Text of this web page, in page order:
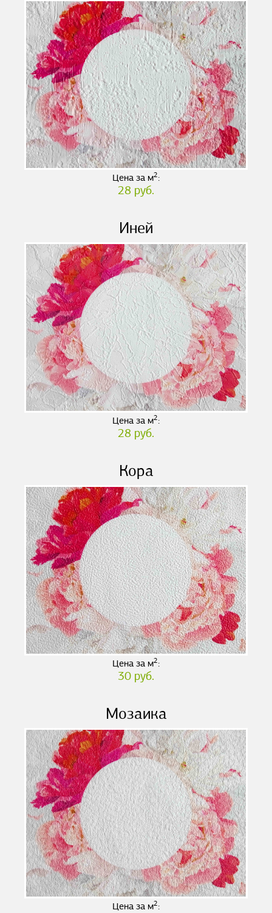
Цена за м2:
28 руб.
Иней
Цена за м2:
28 руб.
Кора
Цена за м2:
30 руб.
Мозаика
Цена за м2: